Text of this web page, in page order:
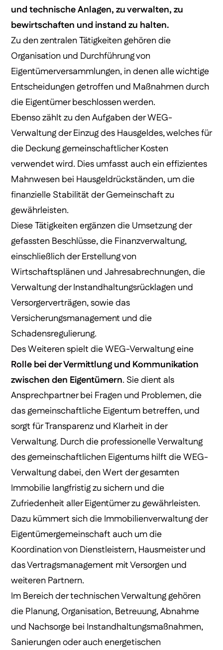
und technische Anlagen, zu verwalten, zu
bewirtschaften und instand zu halten.
Zu den zentralen Tätigkeiten gehören die
Organisation und Durchführung von
Eigentümerversammlungen, in denen alle wichtige
Entscheidungen getroffen und Maßnahmen durch
die Eigentümer beschlossen werden.
Ebenso zählt zu den Aufgaben der WEG-
Verwaltung der Einzug des Hausgeldes, welches für
die Deckung gemeinschaftlicher Kosten
verwendet wird. Dies umfasst auch ein effizientes
Mahnwesen bei Hausgeldrückständen, um die
finanzielle Stabilität der Gemeinschaft zu
gewährleisten.
Diese Tätigkeiten ergänzen die Umsetzung der
gefassten Beschlüsse, die Finanzverwaltung,
einschließlich der Erstellung von
Wirtschaftsplänen und Jahresabrechnungen, die
Verwaltung der Instandhaltungsrücklagen und
Versorgerverträgen, sowie das
Versicherungsmanagement und die
Schadensregulierung.
Des Weiteren spielt die WEG-Verwaltung eine
Rolle bei der Vermittlung und Kommunikation
zwischen den Eigentümern. Sie dient als
Ansprechpartner bei Fragen und Problemen, die
das gemeinschaftliche Eigentum betreffen, und
sorgt für Transparenz und Klarheit in der
Verwaltung. Durch die professionelle Verwaltung
des gemeinschaftlichen Eigentums hilft die WEG-
Verwaltung dabei, den Wert der gesamten
Immobilie langfristig zu sichern und die
Zufriedenheit aller Eigentümer zu gewährleisten.
Dazu kümmert sich die Immobilienverwaltung der
Eigentümergemeinschaft auch um die
Koordination von Dienstleistern, Hausmeister und
das Vertragsmanagement mit Versorgen und
weiteren Partnern.
Im Bereich der technischen Verwaltung gehören
die Planung, Organisation, Betreuung, Abnahme
und Nachsorge bei Instandhaltungsmaßnahmen,
Sanierungen oder auch energetischen